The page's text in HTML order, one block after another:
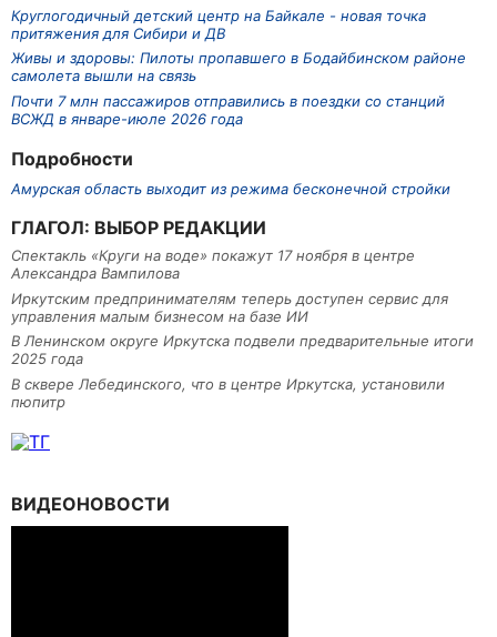
Круглогодичный детский центр на Байкале - новая точка
притяжения для Сибири и ДВ
Живы и здоровы: Пилоты пропавшего в Бодайбинском районе
самолета вышли на связь
Почти 7 млн пассажиров отправились в поездки со станций
ВСЖД в январе-июле 2026 года
Подробности
Амурская область выходит из режима бесконечной стройки
ГЛАГОЛ: ВЫБОР РЕДАКЦИИ
Спектакль «Круги на воде» покажут 17 ноября в центре
Александра Вампилова
Иркутским предпринимателям теперь доступен сервис для
управления малым бизнесом на базе ИИ
В Ленинском округе Иркутска подвели предварительные итоги
2025 года
В сквере Лебединского, что в центре Иркутска, установили
пюпитр
ВИДЕОНОВОСТИ